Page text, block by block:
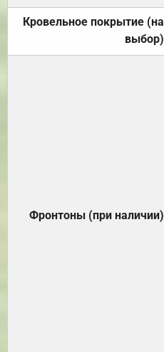
Кровельное покрытие (на
выбор)
Фронтоны (при наличии)